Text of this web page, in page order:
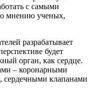
с самыми
мнению ученых,
разрабатывает
будет
орган, как сердце.
– коронарными
сердечными клапанами